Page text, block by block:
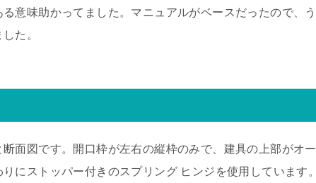
意味助かってました。マニュアルがベースだったので、う
た。
面図です。開口枠が左右の縦枠のみで、建具の上部がオー
にストッパー付きのスプリング ヒンジを使用しています。